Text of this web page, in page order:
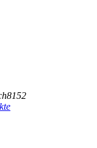
8152